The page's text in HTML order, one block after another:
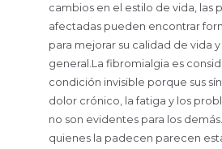
cambios en el estilo de vida, las
afectadas pueden encontrar
para mejorar su calidad de vida
general.La fibromialgia es
condición invisible porque sus
dolor crónico, la fatiga y los
no son evidentes para los
quienes la padecen parecen